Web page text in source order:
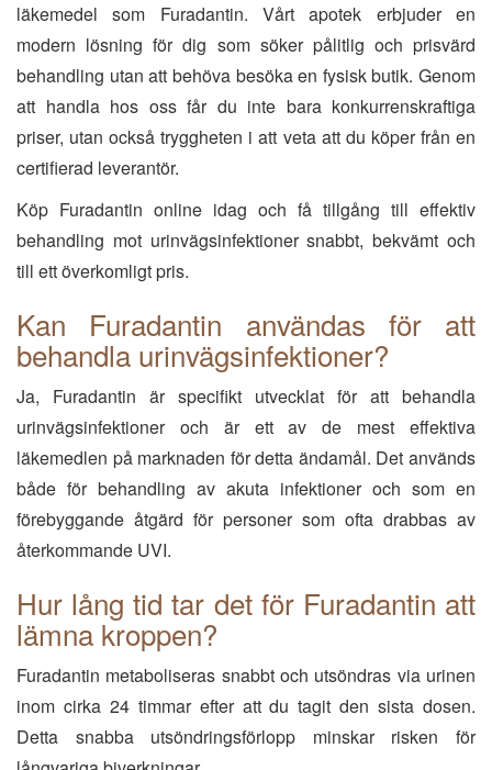
läkemedel som Furadantin. Vårt apotek erbjuder en
modern lösning för dig som söker pålitlig och prisvärd
behandling utan att behöva besöka en fysisk butik. Genom
att handla hos oss får du inte bara konkurrenskraftiga
priser, utan också tryggheten i att veta att du köper från en
certifierad leverantör.
Köp Furadantin online idag och få tillgång till effektiv
behandling mot urinvägsinfektioner snabbt, bekvämt och
till ett överkomligt pris.
Kan Furadantin användas för att
behandla urinvägsinfektioner?
Ja, Furadantin är specifikt utvecklat för att behandla
urinvägsinfektioner och är ett av de mest effektiva
läkemedlen på marknaden för detta ändamål. Det används
både för behandling av akuta infektioner och som en
förebyggande åtgärd för personer som ofta drabbas av
återkommande UVI.
Hur lång tid tar det för Furadantin att
lämna kroppen?
Furadantin metaboliseras snabbt och utsöndras via urinen
inom cirka 24 timmar efter att du tagit den sista dosen.
Detta snabba utsöndringsförlopp minskar risken för